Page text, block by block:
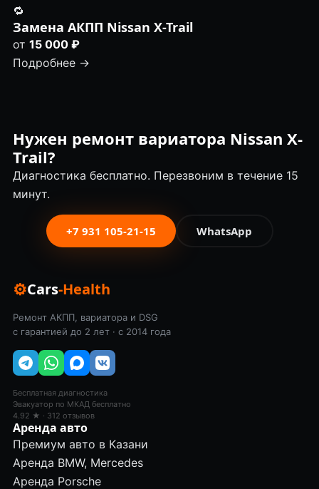
🔁
Замена АКПП Nissan X-Trail
от 15 000 ₽
Подробнее →
Нужен ремонт вариатора Nissan X-
Trail?
Диагностика бесплатно. Перезвоним в течение 15
минут.
+7 931 105-21-15 WhatsApp
⚙Cars-Health
Ремонт АКПП, вариатора и DSG
с гарантией до 2 лет · с 2014 года
Бесплатная диагностика
Эвакуатор по МКАД бесплатно
4.92 ★ · 312 отзывов
Аренда авто
Премиум авто в Казани
Аренда BMW, Mercedes
Аренда Porsche